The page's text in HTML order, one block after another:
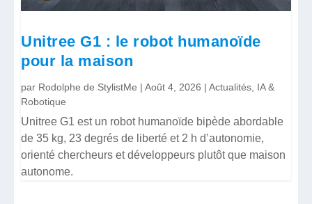
Unitree G1 : le robot humanoïde
pour la maison
par Rodolphe de StylistMe |Août 4, 2026 |Actualités IA &
Robotique
Unitree G1 est un robot humanoïde bipède abordable
de 35 kg, 23 degrés de liberté et 2 h d’autonomie,
orienté chercheurs et développeurs plutôt que maison
autonome.